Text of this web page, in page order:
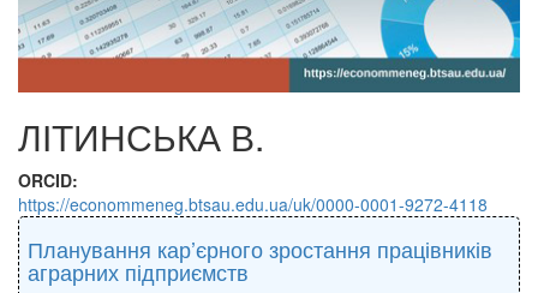
ЛІТИНСЬКА В.
ORCID:
https://econommeneg.btsau.edu.ua/uk/0000-0001-9272-4118
Планування кар’єрного зростання працівників
аграрних підприємств